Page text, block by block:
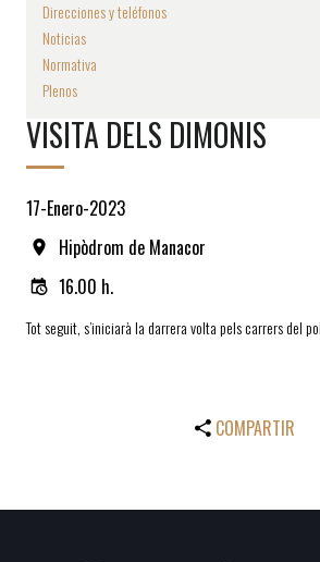
Direcciones y teléfonos
Noticias
Normativa
Plenos
VISITA DELS DIMONIS
17-Enero-2023
Hipòdrom de Manacor
16.00 h.
Tot seguit, s’iniciarà la darrera volta pels carrers del
COMPARTIR